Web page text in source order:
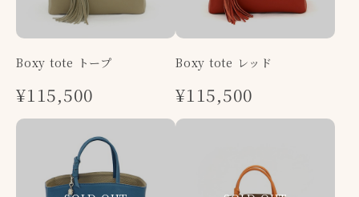
Boxy tote トープ
¥115,500
Boxy tote レッド
¥115,500